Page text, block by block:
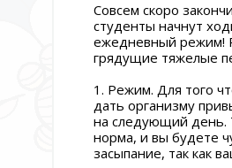
Совсем скоро
студенты начнут
ежедневный режим!
грядущие тяжелые
1. Режим. Для того
дать организму
на следующий день.
норма, и вы будете
засыпание, так как